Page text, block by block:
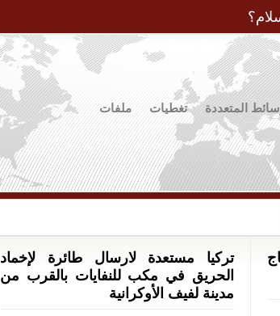
المتعددة تغطيات ملفات
تركيا مستعدة لارسال طائرة لإخماد
الحريق في مكب للنفايات بالقرب من
مدينة لفيف الأوكرانية